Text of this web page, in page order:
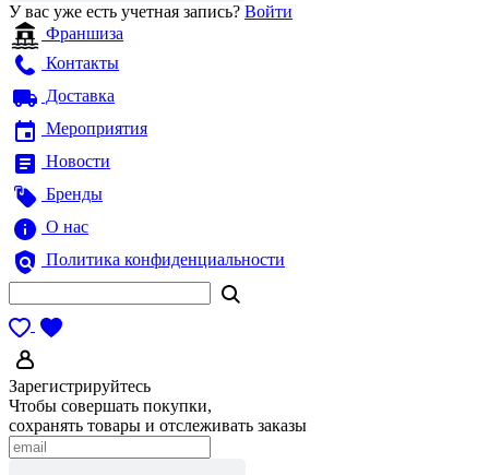
У вас уже есть учетная запись? Войти
Франшиза
Контакты
Доставка
Мероприятия
Новости
Бренды
О нас
Политика конфиденциальности
Зарегистрируйтесь
Чтобы совершать покупки,
сохранять товары и отслеживать заказы